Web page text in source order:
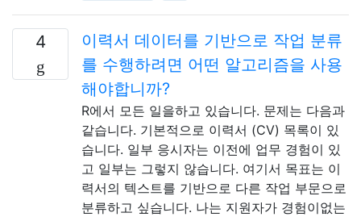
4
이력서 데이터를 기반으로 작업 분류
를 수행하려면 어떤 알고리즘을 사용
해야합니까?
R에서 모든 일을하고 있습니다. 문제는 다음과
같습니다. 기본적으로 이력서 (CV) 목록이 있
습니다. 일부 응시자는 이전에 업무 경험이 있
고 일부는 그렇지 않습니다. 여기서 목표는 이
력서의 텍스트를 기반으로 다른 작업 부문으로
분류하고 싶습니다. 나는 지원자가 경험이없는